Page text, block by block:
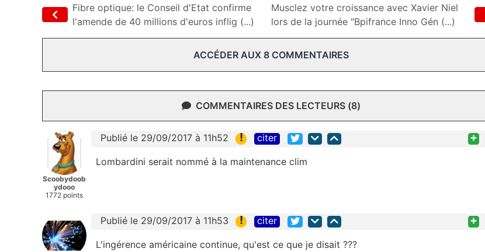
Fibre optique: le Conseil d'Etat confirme
l'amende de 40 millions d'euros inflig (...)
Musclez votre croissance avec Xavier Niel
lors de la journée "Bpifrance Inno Gén (...)
ACCÉDER AUX 8 COMMENTAIRES
COMMENTAIRES DES LECTEURS (8)
Scoobydoob
ydooo
1772 points
Publié le 29/09/2017 à 11h52 ! citer +
Lombardini serait nommé à la maintenance clim
Publié le 29/09/2017 à 11h53 ! citer +
L'ingérence américaine continue, qu'est ce que je disait ???